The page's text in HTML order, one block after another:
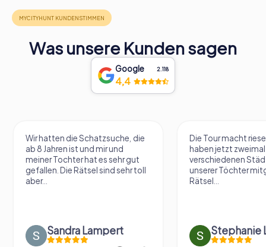
Was unsere Kunden sagen
Google 2.118
4,4
Wir hatten die Schatzsuche, die
ab 8 Jahren ist und mir und
meiner Tochter hat es sehr gut
gefallen. Die Rätsel sind sehr toll
aber...
Sandra Lampert
Die Tour macht
haben jetzt zweimal
verschiedenen
unserer Töchter
Rätsel...
Stephanie